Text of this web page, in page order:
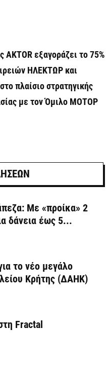
AKTOR εξαγοράζει το 75%
ΗΛΕΚΤΩΡ και
πλαίσιο στρατηγικής
με τον Όμιλο ΜΟΤΟΡ
Με «προίκα» 2
δάνεια έως 5...
το νέο μεγάλο
Κρήτης (ΔΑΗΚ)
Fractal